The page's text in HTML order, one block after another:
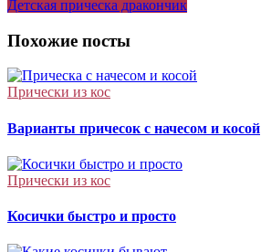
по
записям
Детская прическа дракончик
Похожие посты
Прически из кос
Варианты причесок с начесом и косой
Прически из кос
Косички быстро и просто